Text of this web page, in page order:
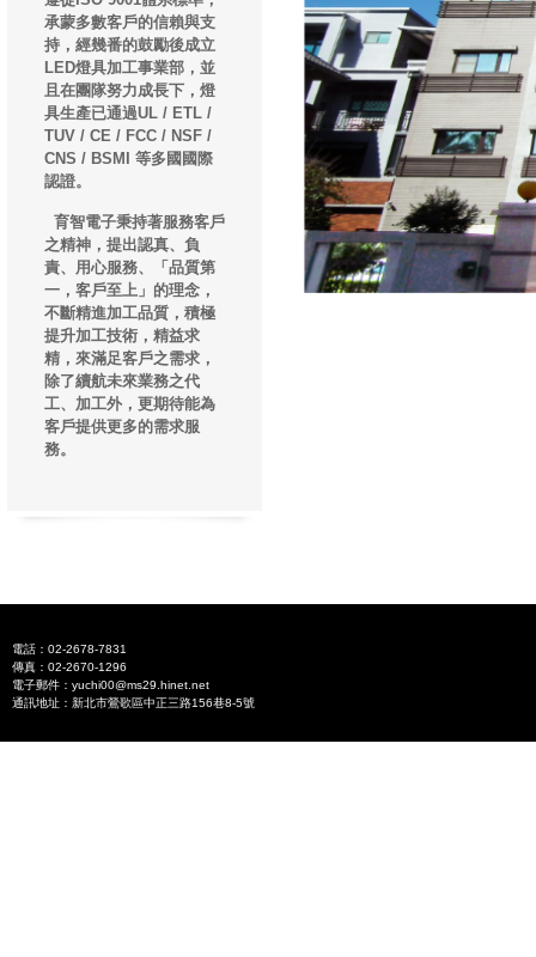
承蒙多數客戶的信賴與支
持，經幾番的鼓勵後成立
LED燈具加工事業部，並
且在團隊努力成長下，燈
具生產已通過UL / ETL /
TUV / CE / FCC / NSF /
CNS / BSMI 等多國國際
認證。
育智電子秉持著服務客戶
之精神，提出認真、負
責、用心服務、「品質第
一，客戶至上」的理念，
不斷精進加工品質，積極
提升加工技術，精益求
精，來滿足客戶之需求，
除了續航未來業務之代
工、加工外，更期待能為
客戶提供更多的需求服
務。
電話：02-2678-7831
傳真：02-2670-1296
電子郵件：yuchi00@ms29.hinet.net
通訊地址：新北市鶯歌區中正三路156巷8-5號